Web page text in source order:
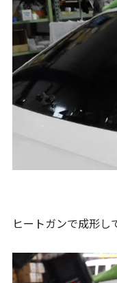
ヒートガンで成形し